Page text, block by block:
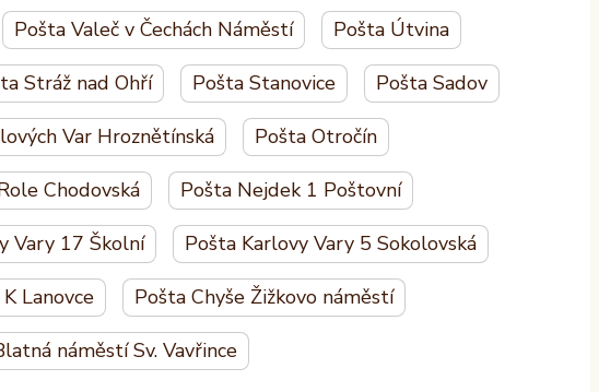
Pošta Valeč v Čechách Náměstí Pošta Útvina
Stráž nad Ohří Pošta Stanovice Pošta Sadov
Var Hroznětínská Pošta Otročín
Chodovská Pošta Nejdek 1 Poštovní
Vary 17 Školní Pošta Karlovy Vary 5 Sokolovská
Lanovce Pošta Chyše Žižkovo náměstí
náměstí Sv. Vavřince